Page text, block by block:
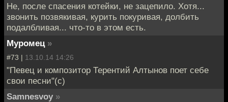
Не, после спасения котейки, не зацепило. Хотя...
звонить позвякивая, курить покуривая, долбить
подалбливая... что-то в этом есть.
Муромец »
#73 | 13.10.14 14:26
"Певец и композитор Терентий Алтынов поет себе
свои песни"(с)
Samnesvoy »